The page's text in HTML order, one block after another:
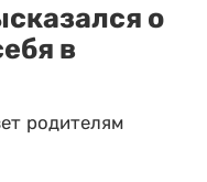
о
в
родителям